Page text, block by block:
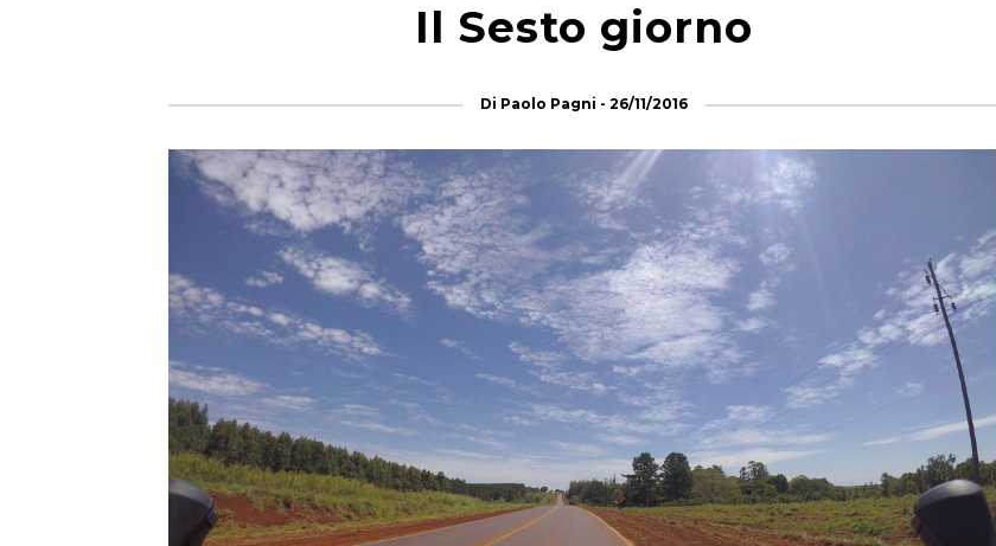
Il Sesto giorno
Di Paolo Pagni - 26/11/2016